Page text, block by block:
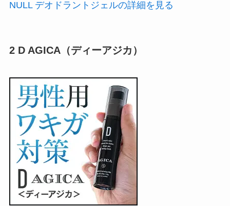
NULL デオドラントジェルの詳細を見る
2 D AGICA（ディーアジカ）